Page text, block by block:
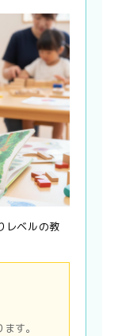
レベルの教
す。